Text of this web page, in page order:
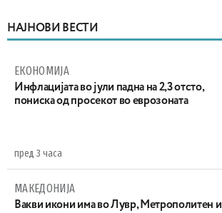
НАЈНОВИ ВЕСТИ
ЕКОНОМИЈА
Инфлацијата во јули падна на 2,3 отсто,
пониска од просекот во еврозоната
пред 3 часа
МАКЕДОНИЈА
Вакви икони има во Лувр, Метрополитен и